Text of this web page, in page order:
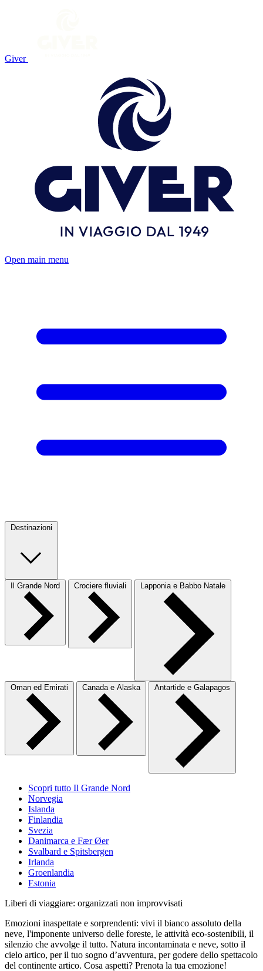
Giver
Open main menu
Destinazioni
Il Grande Nord Crociere fluviali Lapponia e Babbo Natale
Oman ed Emirati Canada e Alaska Antartide e Galapagos
Scopri tutto Il Grande Nord
Norvegia
Islanda
Finlandia
Svezia
Danimarca e Fær Øer
Svalbard e Spitsbergen
Irlanda
Groenlandia
Estonia
Liberi di viaggiare: organizzati non improvvisati
Emozioni inaspettate e sorprendenti: vivi il bianco assoluto della
neve, l'imponente universo delle foreste, le attività eco-sostenibili, il
silenzio che avvolge il tutto. Natura incontaminata e neve, sotto il
cielo artico, per il tuo sogno d’avventura, per godere dello spettacolo
del continente artico. Cosa aspetti? Prenota la tua emozione!